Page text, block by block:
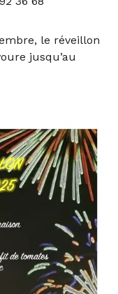
le réveillon
jusqu’au